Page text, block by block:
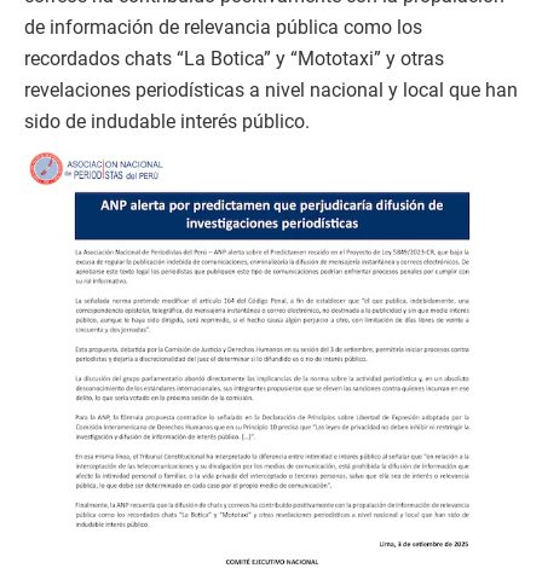
de información de relevancia pública como los
recordados chats “La Botica” y “Mototaxi” y otras
revelaciones periodísticas a nivel nacional y local que han
sido de indudable interés público.